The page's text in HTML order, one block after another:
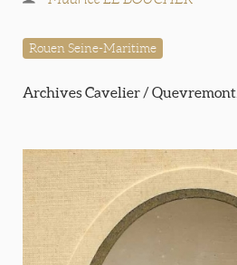
Rouen Seine-Maritime
Archives Cavelier / Quevremont.